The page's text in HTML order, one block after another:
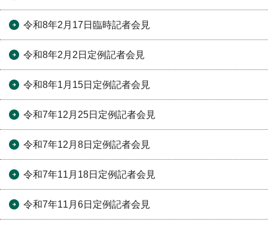
令和8年2月17日臨時記者会見
令和8年2月2日定例記者会見
令和8年1月15日定例記者会見
令和7年12月25日定例記者会見
令和7年12月8日定例記者会見
令和7年11月18日定例記者会見
令和7年11月6日定例記者会見